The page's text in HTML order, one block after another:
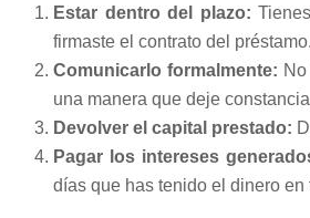
Estar dentro del plazo:
firmaste el contrato del préstamo.
Comunicarlo formalmente:
una manera que deje
Devolver el capital prestado:
Pagar los intereses
días que has tenido el dinero